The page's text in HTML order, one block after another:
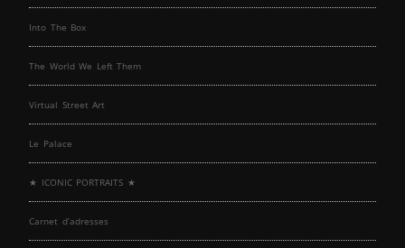
Into The Box
The World We Left Them
Virtual Street Art
Le Palace
★ ICONIC PORTRAITS ★
Carnet d’adresses